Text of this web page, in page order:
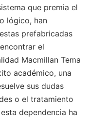
que premia el
lógico, han
prefabricadas
el
Macmillan Tema
académico, una
sus dudas
o el tratamiento
dependencia ha